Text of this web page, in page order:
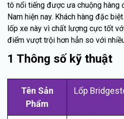
tô nổi tiếng được ưa chuộng hàng
Nam hiện nay. Khách hàng đặc
lốp xe này vì chất lượng cực tốt
điểm vượt trội hơn hẳn so với
1 Thông số kỹ thuật
Tên Sản
Phẩm
Lốp